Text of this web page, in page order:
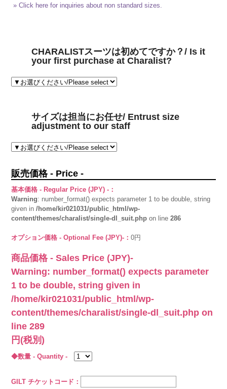
» Click here for inquiries about non standard sizes.
CHARALISTスーツは初めてですか？/ Is it
your first purchase at Charalist?
サイズは担当にお任せ/ Entrust size
adjustment to our staff
販売価格 - Price -
基本価格 - Regular Price (JPY) -：
Warning: number_format() expects parameter 1 to be double, string
given in/home/kir021031/public_html/wp-
content/themes/charalist/single-dl_suit.php on line286
オプション価格 - Optional Fee (JPY)-：0円
商品価格 - Sales Price (JPY)-
Warning: number_format() expects parameter
1 to be double, string given in
/home/kir021031/public_html/wp-
content/themes/charalist/single-dl_suit.php on
line289
円(税別)
◆数量 - Quantity -
GILT チケットコード：